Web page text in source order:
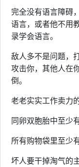
完全没有语言障碍
语言，或者他不用
录学会语言。
敌人多不是问题，
攻击你，其他人在
倒。
老老实实工作卖力
同卵双胞胎中至少
所有购物袋里至少
坏人要干掉淘气的